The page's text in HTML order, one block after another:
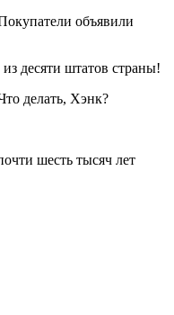
объявили
десяти штатов страны!
делать, Хэнк?
шесть тысяч лет